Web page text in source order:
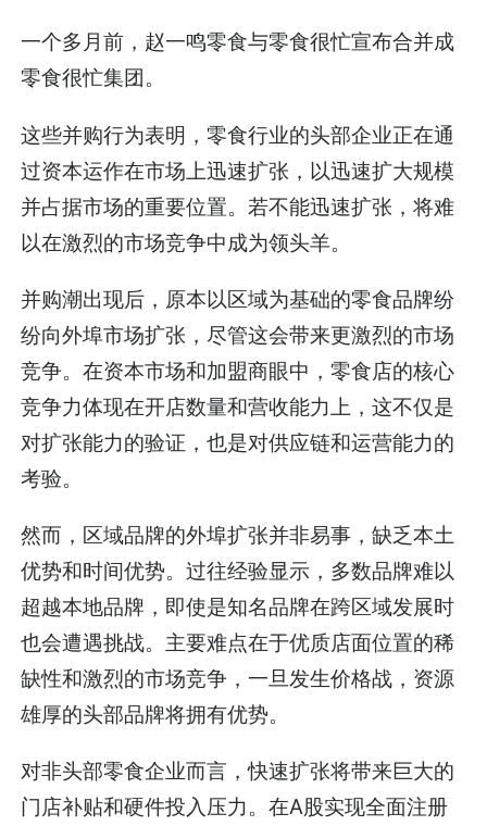
一个多月前，赵一鸣零食与零食很忙宣布合并成
零食很忙集团。
这些并购行为表明，零食行业的头部企业正在通
过资本运作在市场上迅速扩张，以迅速扩大规模
并占据市场的重要位置。若不能迅速扩张，将难
以在激烈的市场竞争中成为领头羊。
并购潮出现后，原本以区域为基础的零食品牌纷
纷向外埠市场扩张，尽管这会带来更激烈的市场
竞争。在资本市场和加盟商眼中，零食店的核心
竞争力体现在开店数量和营收能力上，这不仅是
对扩张能力的验证，也是对供应链和运营能力的
考验。
然而，区域品牌的外埠扩张并非易事，缺乏本土
优势和时间优势。过往经验显示，多数品牌难以
超越本地品牌，即使是知名品牌在跨区域发展时
也会遭遇挑战。主要难点在于优质店面位置的稀
缺性和激烈的市场竞争，一旦发生价格战，资源
雄厚的头部品牌将拥有优势。
对非头部零食企业而言，快速扩张将带来巨大的
门店补贴和硬件投入压力。在A股实现全面注册